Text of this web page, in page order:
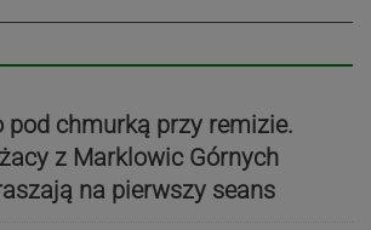
pod chmurką przy remizie.
z Marklowic Górnych
na pierwszy seans